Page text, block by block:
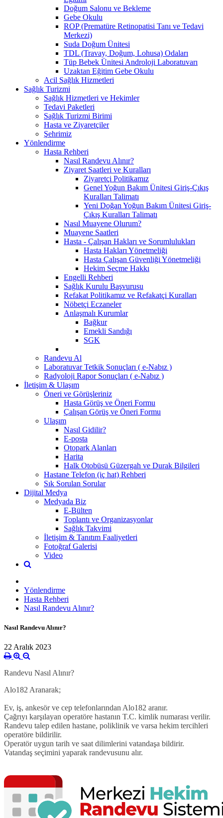
Doğum Salonu ve Bekleme
Gebe Okulu
ROP (Prematüre Retinopatisi Tanı ve Tedavi
Merkezi)
Suda Doğum Ünitesi
TDL (Travay, Doğum, Lohusa) Odaları
Tüp Bebek Ünitesi Androloji Laboratuvarı
Uzaktan Eğitim Gebe Okulu
Acil Sağlık Hizmetleri
Sağlık Turizmi
Sağlık Hizmetleri ve Hekimler
Tedavi Paketleri
Sağlık Turizmi Birimi
Hasta ve Ziyaretçiler
Şehrimiz
Yönlendirme
Hasta Rehberi
Nasıl Randevu Alınır?
Ziyaret Saatleri ve Kuralları
Ziyaretçi Politikamız
Genel Yoğun Bakım Ünitesi Giriş-Çıkış
Kuralları Talimatı
Yeni Doğan Yoğun Bakım Ünitesi Giriş-
Çıkış Kuralları Talimatı
Nasıl Muayene Olurum?
Muayene Saatleri
Hasta - Çalışan Hakları ve Sorumlulukları
Hasta Hakları Yönetmeliği
Hasta Çalışan Güvenliği Yönetmeliği
Hekim Seçme Hakkı
Engelli Rehberi
Sağlık Kurulu Başvurusu
Refakat Politikamız ve Refakatçi Kuralları
Nöbetçi Eczaneler
Anlaşmalı Kurumlar
Bağkur
Emekli Sandığı
SGK
Randevu Al
Laboratuvar Tetkik Sonuçları ( e-Nabız )
Radyoloji Rapor Sonuçları ( e-Nabız )
İletişim & Ulaşım
Öneri ve Görüşleriniz
Hasta Görüş ve Öneri Formu
Çalışan Görüş ve Öneri Formu
Ulaşım
Nasıl Gidilir?
E-posta
Otopark Alanları
Harita
Halk Otobüsü Güzergah ve Durak Bilgileri
Hastane Telefon (iç hat) Rehberi
Sık Sorulan Sorular
Dijital Medya
Medyada Biz
E-Bülten
Toplantı ve Organizasyonlar
Sağlık Takvimi
İletişim & Tanıtım Faaliyetleri
Fotoğraf Galerisi
Video
Yönlendirme
Hasta Rehberi
Nasıl Randevu Alınır?
Nasıl Randevu Alınır?
22 Aralık 2023
Randevu Nasıl Alınır?
Alo182 Aranarak;
Ev, iş, ankesör ve cep telefonlarından Alo182 aranır.
Çağrıyı karşılayan operatöre hastanın T.C. kimlik numarası verilir.
Randevu talep edilen hastane, poliklinik ve varsa hekim tercihleri
operatöre bildirilir.
Operatör uygun tarih ve saat dilimlerini vatandaşa bildirir.
Vatandaş seçimini yaparak randevusunu alır.